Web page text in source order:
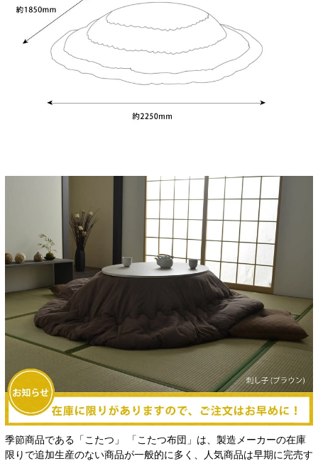
季節商品である「こたつ」 「こたつ布団」は、製造メーカーの在庫
限りで追加生産のない商品が一般的に多く、人気商品は早期に完売す